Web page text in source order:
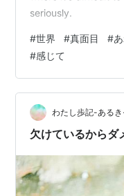
seriously.
#世界 #真面目 #
#感じて
わたし歩記-ある
欠けているからダ